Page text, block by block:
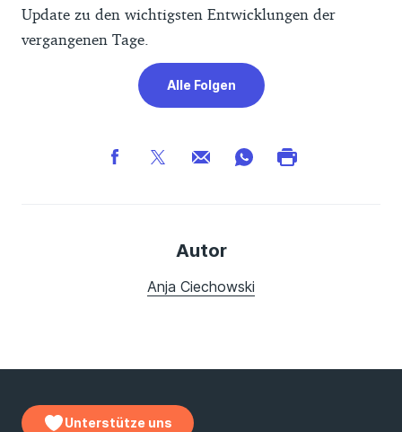
Update zu den wichtigsten Entwicklungen der
vergangenen Tage.
Alle Folgen
Autor
Anja Ciechowski
Unterstütze uns